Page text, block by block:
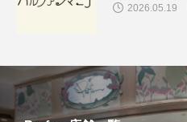
2026.05.19